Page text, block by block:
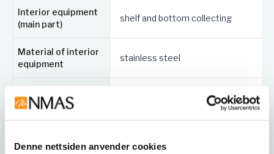
Denne nettsiden anvender cookies
3 x shelf, load capacity: 75 kg, powder-coated
sheet steel, RAL 7035 light grey
1 x perforated insert, load capacity: 75 kg,
powder-coated sheet steel, RAL 7035 light grey
1 x bottom collecting sump, capacity: 33 litres,
powder-coated sheet steel, RAL 7035 light grey
Certificates
Interior equipment
(main part)
shelf and bottom collecting
Material of interior
equipment
stainless steel
levels